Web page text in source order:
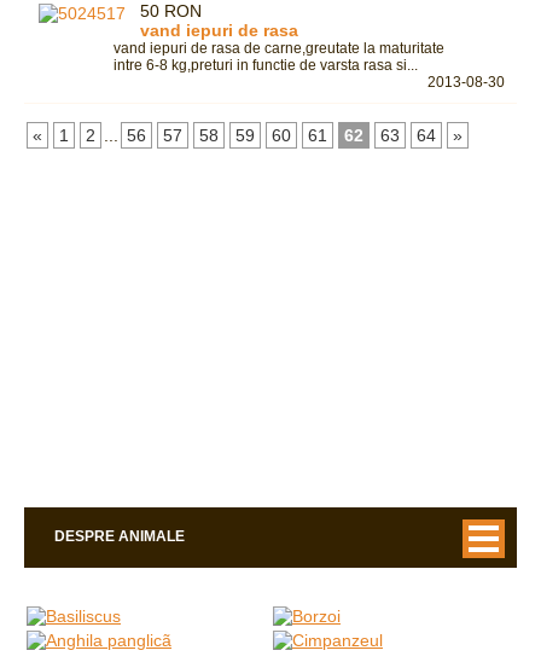
50 RON
vand iepuri de rasa
vand iepuri de rasa de carne,greutate la maturitate
intre 6-8 kg,preturi in functie de varsta rasa si...
2013-08-30
« 1 2 ... 56 57 58 59 60 61 62 63 64 »
DESPRE ANIMALE